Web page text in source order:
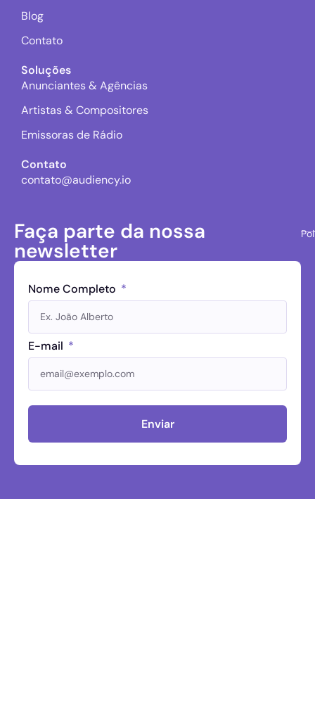
Blog
Contato
Soluções
Anunciantes & Agências
Artistas & Compositores
Emissoras de Rádio
Contato
contato@audiency.io
Faça parte da nossa
newsletter
Nome Completo
E-mail
Enviar